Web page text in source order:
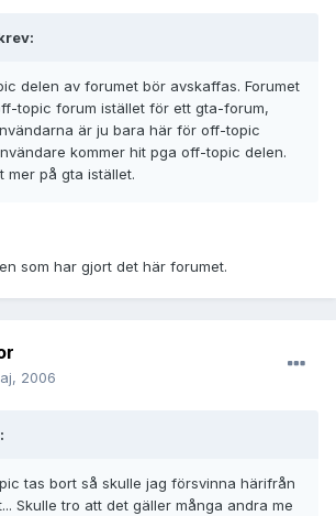
delen av forumet bör avskaffas. Forumet
topic forum istället för ett gta-forum,
är ju bara här för off-topic
kommer hit pga off-topic delen.
mer på gta istället.
som har gjort det här forumet.
2006
tas bort så skulle jag försvinna härifrån
Skulle tro att det gäller många andra me